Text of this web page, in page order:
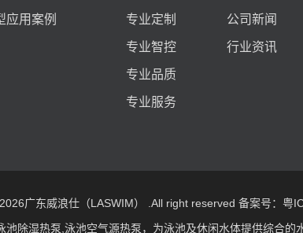
应用案例 专业定制
专业智控
专业品质
专业服务
公司新闻
行业资讯
广东威浪仕（LASWIM） .All right reserved 备案号：粤
池除湿热泵 泳池空气源热泵，为泳池及休闲水体提供综合的